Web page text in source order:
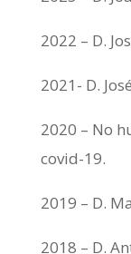
2022 – D.
2021- D.
2020 – No
covid-19.
2019 – D.
2018 – D.